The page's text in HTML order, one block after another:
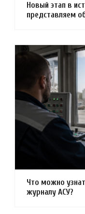
Новый этап в
представляем
Что можно
журналу АСУ?